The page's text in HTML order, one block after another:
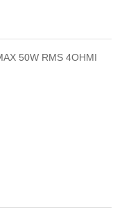
50W RMS 4OHMI